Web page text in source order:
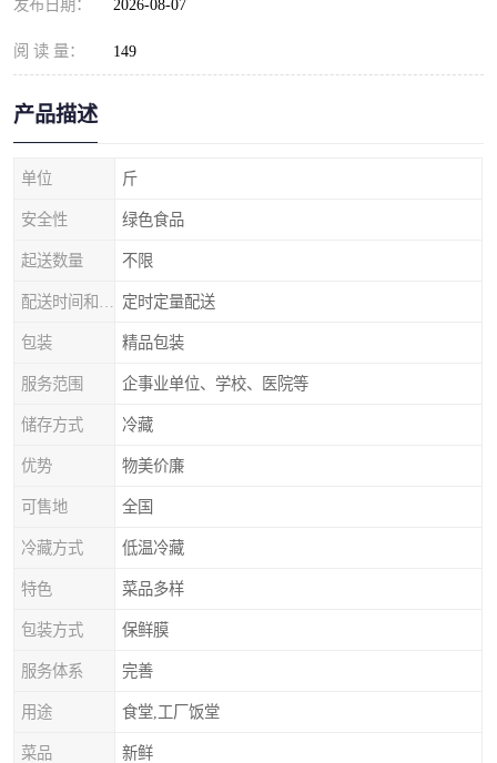
发布日期： 2026-08-07
阅 读 量： 149
产品描述
单位 斤
安全性 绿色食品
起送数量 不限
定时定量配送
包装 精品包装
服务范围 企事业单位、学校、医院等
储存方式 冷藏
优势 物美价廉
可售地 全国
冷藏方式 低温冷藏
特色 菜品多样
包装方式 保鲜膜
服务体系 完善
用途 食堂,工厂饭堂
菜品 新鲜